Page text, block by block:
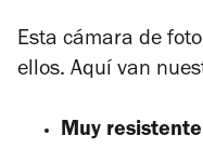
Esta cámara de
ellos. Aquí van
Muy